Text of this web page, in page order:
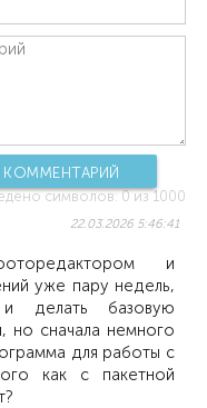
КОММЕНТАРИЙ
символов:0из 1000
22.03.2026 5:46:41
и
уже пару недель,
делать базовую
но сначала немного
для работы с
как с пакетной